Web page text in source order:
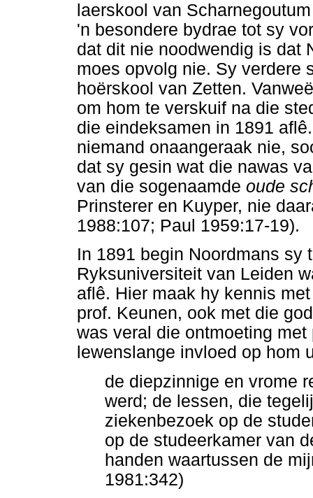
laerskool van
'n besondere bydrae tot sy
dat dit nie noodwendig is dat
moes opvolg nie. Sy verdere
hoërskool van Zetten.
om hom te verskuif na die
die eindeksamen in 1891
niemand onaangeraak nie,
dat sy gesin wat die nawas
van die sogenaamde oude
Prinsterer en Kuyper, nie
1988:107; Paul 1959:17-19).
In 1891 begin Noordmans sy
Ryksuniversiteit van Leiden
aflê. Hier maak hy kennis
prof. Keunen, ook met die
was veral die ontmoeting
lewenslange invloed op hom
de diepzinnige en vrome
werd; de lessen, die
ziekenbezoek op de
op de studeerkamer van
handen waartussen de
1981:342)